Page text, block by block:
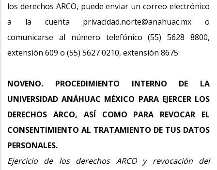
los derechos ARCO, puede enviar un correo electrónico
a la cuenta privacidad.norte@anahuac.mx o
comunicarse al número telefónico (55) 5628 8800,
extensión 609 o (55) 5627 0210, extensión 8675.
NOVENO. PROCEDIMIENTO INTERNO DE LA
UNIVERSIDAD ANÁHUAC MÉXICO PARA EJERCER LOS
DERECHOS ARCO, ASÍ COMO PARA REVOCAR EL
CONSENTIMIENTO AL TRATAMIENTO DE TUS DATOS
PERSONALES.
Ejercicio de los derechos ARCO y revocación del